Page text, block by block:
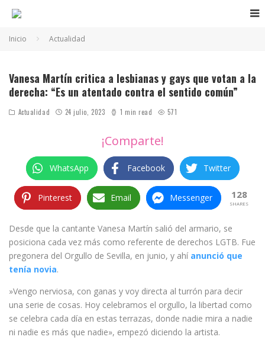
Inicio Actualidad
Vanesa Martín critica a lesbianas y gays que votan a la
derecha: “Es un atentado contra el sentido común”
Actualidad 24 julio, 2023 1 min read 571
¡Comparte!
WhatsApp Facebook Twitter
Pinterest Email Messenger 128
SHARES
Desde que la cantante Vanesa Martín salió del armario, se
posiciona cada vez más como referente de derechos LGTB. Fue
pregonera del Orgullo de Sevilla, en junio, y ahí anunció que
tenía novia.
»Vengo nerviosa, con ganas y voy directa al turrón para decir
una serie de cosas. Hoy celebramos el orgullo, la libertad como
se celebra cada día en estas terrazas, donde nadie mira a nadie
ni nadie es más que nadie», empezó diciendo la artista.